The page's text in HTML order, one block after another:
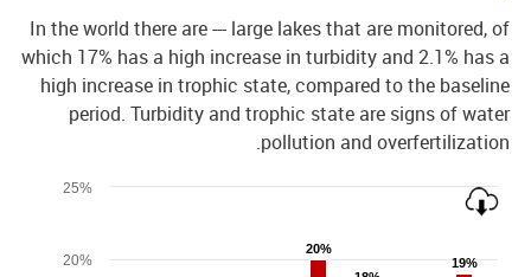
In the world there are---large lakes that are monitored,
which17% has a high increase in turbidity and2.1%
high increase in trophic state, compared to the
period. Turbidity and trophic state are signs of
pollution and
The chart has 1 X axis displaying
19%
19%
20%
25%